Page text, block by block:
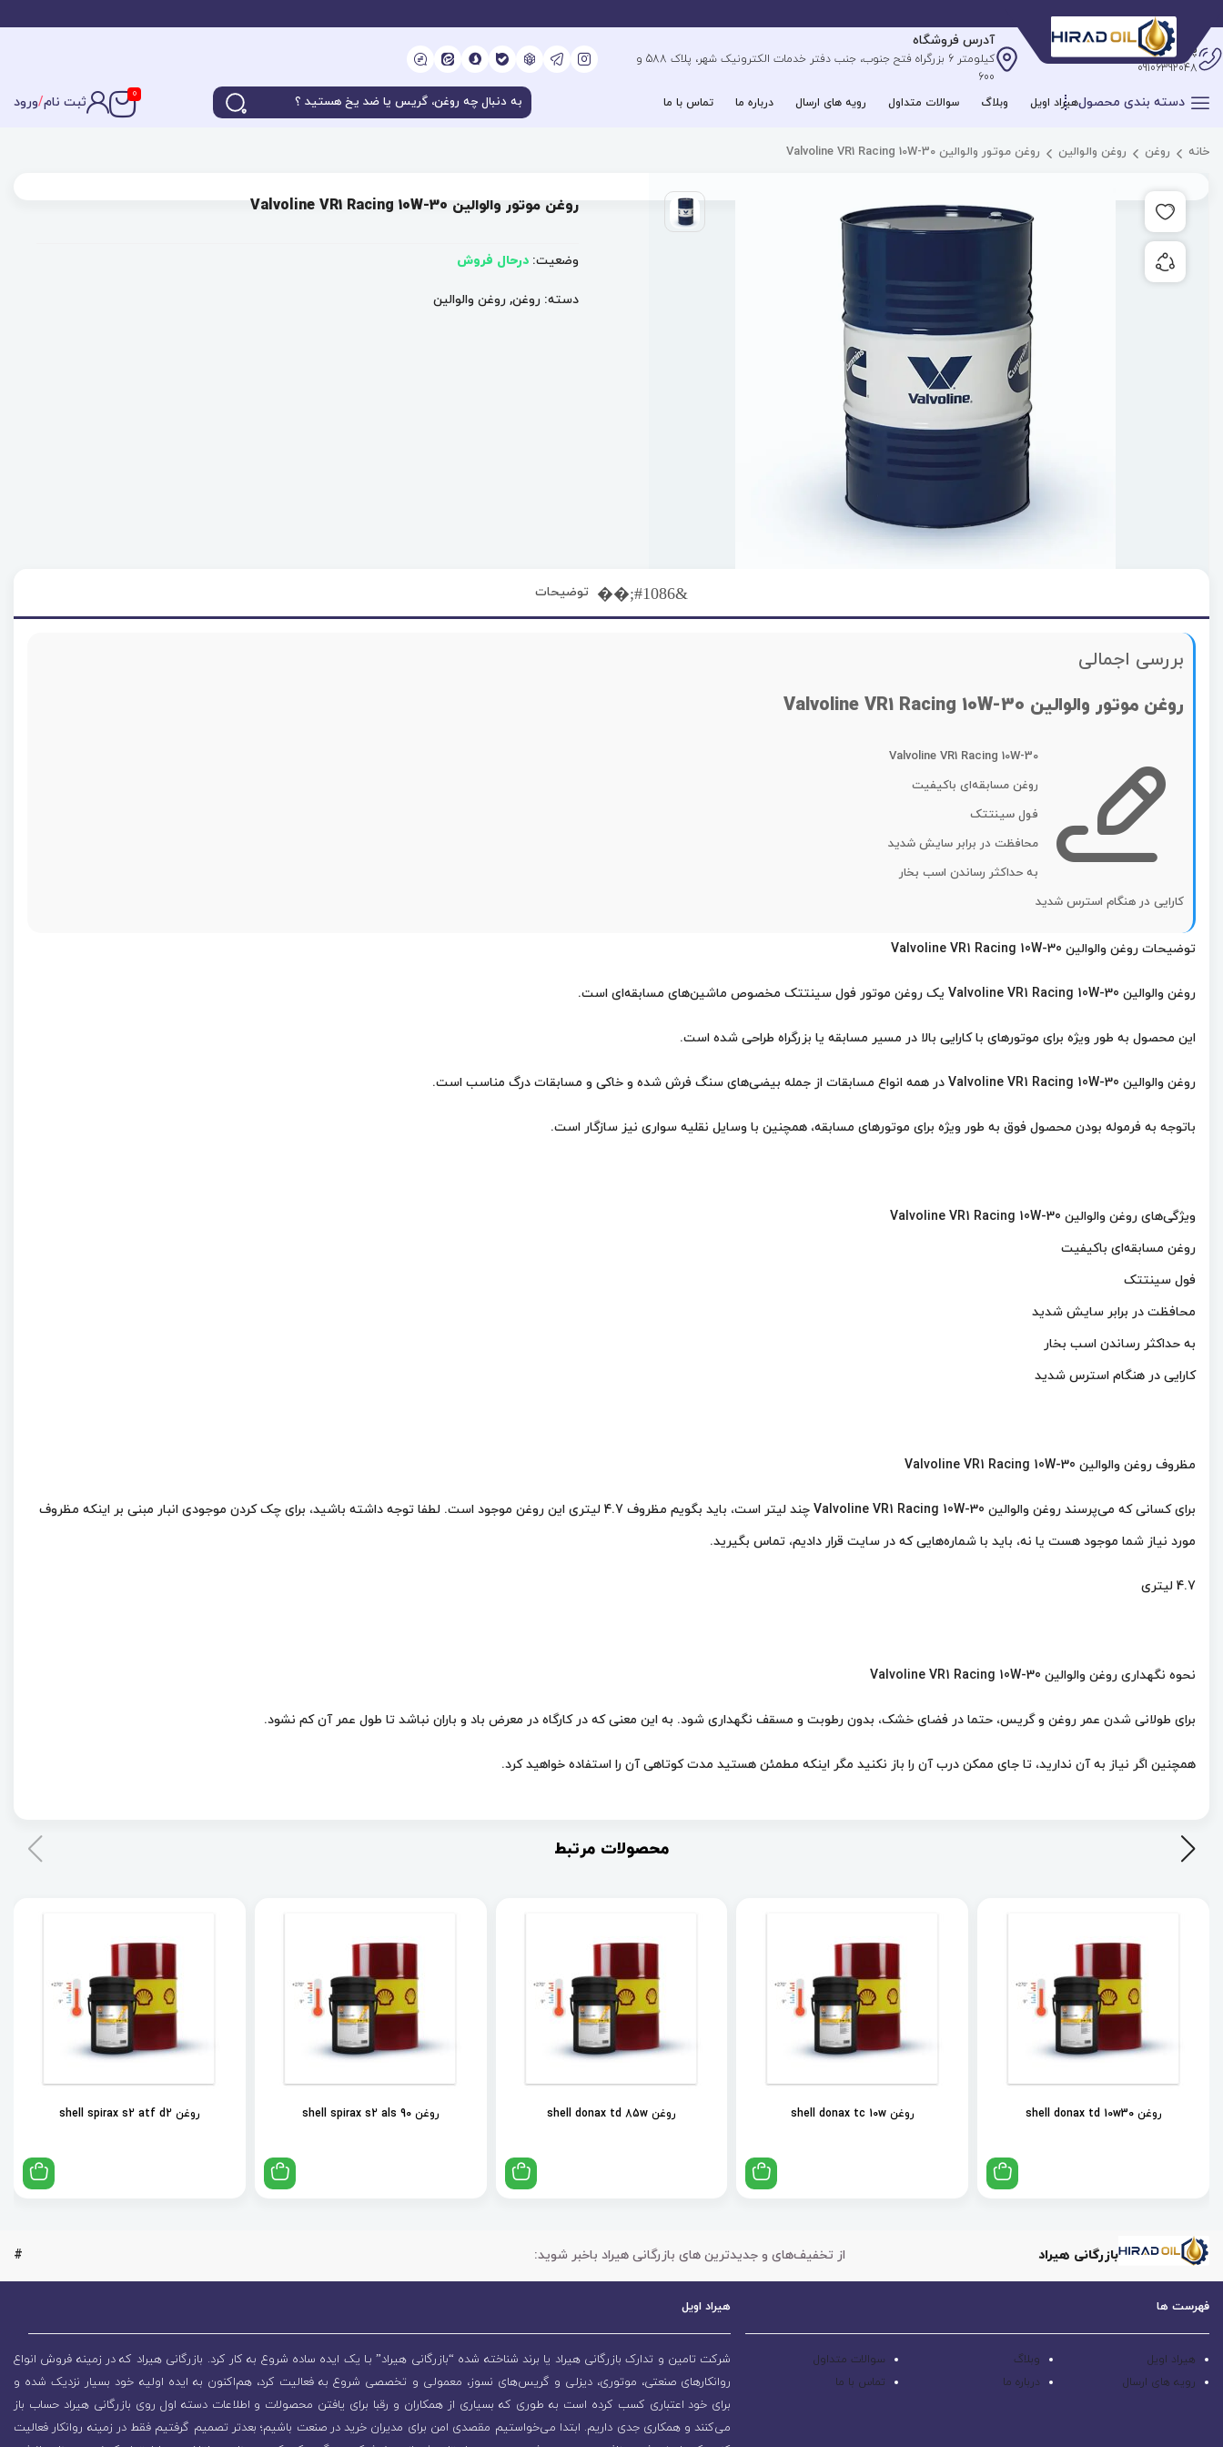
پشتیبانی آنلاین
09106392048
آدرس فروشگاه
کیلومتر 6 بزرگراه فتح جنوب، جنب دفتر خدمات الکترونیک شهر، پلاک 588 و
600
دسته بندی محصولهیراد اویل وبلاگ سوالات متداول رویه های ارسال درباره ما تماس با ما
0 ثبت نام/ورود
خانه روغن روغن والوالین روغن موتور والوالین Valvoline VR1 Racing 10W-30
افزودن به علاقه مندی ها روغن موتور والوالین Valvoline VR1 Racing 10W-30
وضعیت: درحال فروش
دسته: روغن, روغن والوالین
توضیحات
بررسی اجمالی
روغن موتور والوالین Valvoline VR1 Racing 10W-30
Valvoline VR1 Racing 10W-30
روغن مسابقه‌ای باکیفیت
فول سینتتک
محافظت در برابر سایش شدید
به حداکثر رساندن اسب بخار
کارایی در هنگام استرس شدید
توضیحات روغن والوالین Valvoline VR1 Racing 10W-30
روغن والوالین Valvoline VR1 Racing 10W-30 یک روغن موتور فول سینتتک مخصوص ماشین‌های مسابقه‌ای است.
این محصول به طور ویژه برای موتورهای با کارایی بالا در مسیر مسابقه یا بزرگراه طراحی شده است.
روغن والوالین Valvoline VR1 Racing 10W-30 در همه انواع مسابقات از جمله بیضی‌های سنگ فرش شده و خاکی و مسابقات درگ مناسب است.
باتوجه به فرموله بودن محصول فوق به طور ویژه برای موتورهای مسابقه، همچنین با وسایل نقلیه سواری نیز سازگار است.
ویژگی‌های روغن والوالین Valvoline VR1 Racing 10W-30
روغن مسابقه‌ای باکیفیت
فول سینتتک
محافظت در برابر سایش شدید
به حداکثر رساندن اسب بخار
کارایی در هنگام استرس شدید
مظروف روغن والوالین Valvoline VR1 Racing 10W-30
برای کسانی که می‌پرسند روغن والوالین Valvoline VR1 Racing 10W-30 چند لیتر است، باید بگویم مظروف 4.7 لیتری این روغن موجود است. لطفا توجه داشته باشید، برای چک کردن موجودی انبار مبنی بر اینکه مظروف
مورد نیاز شما موجود هست یا نه، باید با شماره‌هایی که در سایت قرار دادیم، تماس بگیرید.
4.7 لیتری
نحوه نگهداری روغن والوالین Valvoline VR1 Racing 10W-30
برای طولانی شدن عمر روغن و گریس، حتما در فضای خشک، بدون رطوبت و مسقف نگهداری شود. به این معنی که در کارگاه در معرض باد و باران نباشد تا طول عمر آن کم نشود.
همچنین اگر نیاز به آن ندارید، تا جای ممکن درب آن را باز نکنید مگر اینکه مطمئن هستید مدت کوتاهی آن را استفاده خواهید کرد.
محصولات مرتبط
روغن shell donax td 10w30 روغن shell donax tc 10w روغن shell donax td 85w روغن shell spirax s2 als 90 روغن shell spirax s2 atf d2
بازرگانی هیراد از تخفیف‌های و جدیدترین های بازرگانی هیراد باخبر شوید: #
فهرست ها
هیراد اویل وبلاگ
سوالات متداول
رویه های ارسال
درباره ما تماس با ما
هیراد اویل
شرکت تامین و تدارک بازرگانی هیراد یا برند شناخته شده “بازرگانی هیراد” بـا یک ایده ساده شروع به کار کرد. بازرگانی هیراد که در زمینه فروش انواع
روانکارهای صنعتی، موتوری، دیزلی و گریس‌های نسوز، معمولی و تخصصی شروع به فعالیت کرد، هم‌اکنون به ایده اولیه خود بسیار نزدیک شده و
برای خود اعتباری کسب کرده است به طوری که بسیاری از همکاران و رقبا برای یافتن محصولات و اطلاعات دسته اول روی بازرگانی هیراد حساب باز
می‌کنند و همکاری جدی داریم. ابتدا می‌خواستیم مقصدی امن برای مدیران خرید در صنعت باشیم؛ بعدتر تصمیم گرفتیم فقط در زمینه روانکار فعالیت